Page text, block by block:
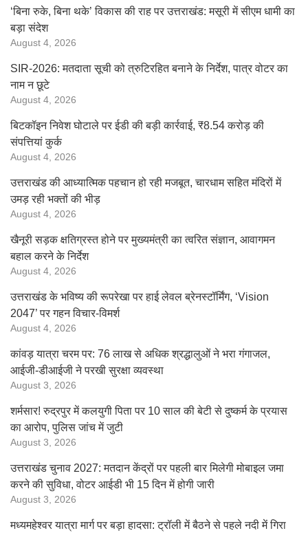
‘बिना रुके, बिना थके’ विकास की राह पर उत्तराखंड: मसूरी में सीएम धामी का
बड़ा संदेश
August 4, 2026
SIR-2026: मतदाता सूची को त्रुटिरहित बनाने के निर्देश, पात्र वोटर का
नाम न छूटे
August 4, 2026
बिटकॉइन निवेश घोटाले पर ईडी की बड़ी कार्रवाई, ₹8.54 करोड़ की
संपत्तियां कुर्क
August 4, 2026
उत्तराखंड की आध्यात्मिक पहचान हो रही मजबूत, चारधाम सहित मंदिरों में
उमड़ रही भक्तों की भीड़
August 4, 2026
खैनूरी सड़क क्षतिग्रस्त होने पर मुख्यमंत्री का त्वरित संज्ञान, आवागमन
बहाल करने के निर्देश
August 4, 2026
उत्तराखंड के भविष्य की रूपरेखा पर हाई लेवल ब्रेनस्टॉर्मिंग, ‘Vision
2047’ पर गहन विचार-विमर्श
August 4, 2026
कांवड़ यात्रा चरम पर: 76 लाख से अधिक श्रद्धालुओं ने भरा गंगाजल,
आईजी-डीआईजी ने परखी सुरक्षा व्यवस्था
August 3, 2026
शर्मसार! रुद्रपुर में कलयुगी पिता पर 10 साल की बेटी से दुष्कर्म के प्रयास
का आरोप, पुलिस जांच में जुटी
August 3, 2026
उत्तराखंड चुनाव 2027: मतदान केंद्रों पर पहली बार मिलेगी मोबाइल जमा
करने की सुविधा, वोटर आईडी भी 15 दिन में होगी जारी
August 3, 2026
मध्यमहेश्वर यात्रा मार्ग पर बड़ा हादसा: ट्रॉली में बैठने से पहले नदी में गिरा